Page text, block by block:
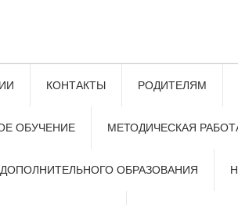
КОНТАКТЫ РОДИТЕЛЯМ
ОБУЧЕНИЕ МЕТОДИЧЕСКАЯ
ОБРАЗОВАНИЯ